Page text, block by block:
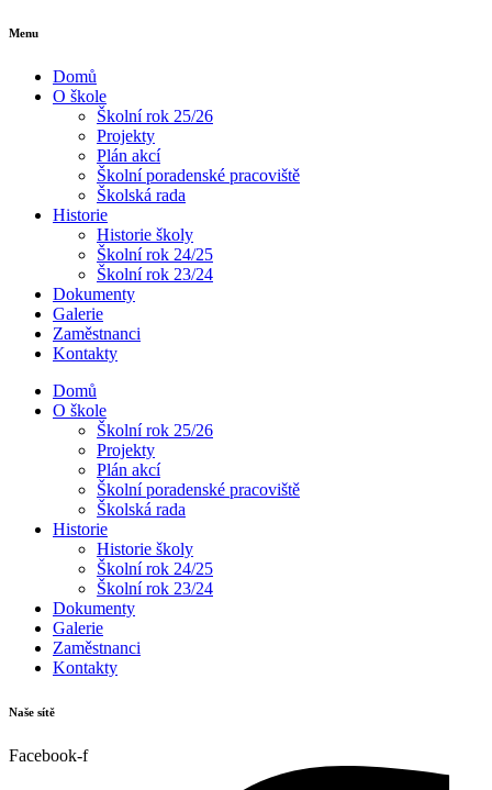
Menu
Domů
O škole
Školní rok 25/26
Projekty
Plán akcí
Školní poradenské pracoviště
Školská rada
Historie
Historie školy
Školní rok 24/25
Školní rok 23/24
Dokumenty
Galerie
Zaměstnanci
Kontakty
Domů
O škole
Školní rok 25/26
Projekty
Plán akcí
Školní poradenské pracoviště
Školská rada
Historie
Historie školy
Školní rok 24/25
Školní rok 23/24
Dokumenty
Galerie
Zaměstnanci
Kontakty
Naše sítě
Facebook-f